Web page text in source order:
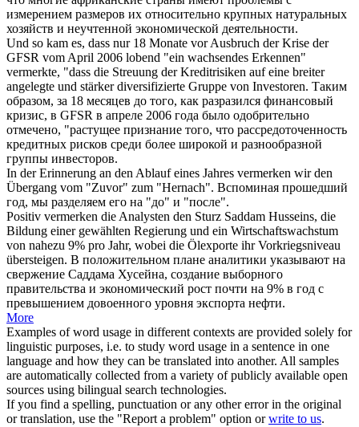
измерением размеров их относительно крупных натуральных
хозяйств и неучтенной экономической деятельности.
Und so kam es, dass nur 18 Monate vor Ausbruch der Krise der
GFSR vom April 2006 lobend "ein wachsendes Erkennen"
vermerkte, "dass die Streuung der Kreditrisiken auf eine breiter
angelegte und stärker diversifizierte Gruppe von Investoren. Таким
образом, за 18 месяцев до того, как разразился финансовый
кризис, в GFSR в апреле 2006 года было одобрительно
отмечено, "растущее признание того, что рассредоточенность
кредитных рисков среди более широкой и разнообразной
группы инвесторов.
In der Erinnerung an den Ablauf eines Jahres vermerken wir den
Übergang vom "Zuvor" zum "Hernach". Вспоминая прошедший
год, мы разделяем его на "до" и "после".
Positiv vermerken die Analysten den Sturz Saddam Husseins, die
Bildung einer gewählten Regierung und ein Wirtschaftswachstum
von nahezu 9% pro Jahr, wobei die Ölexporte ihr Vorkriegsniveau
übersteigen. В положительном плане аналитики указывают на
свержение Саддама Хусейна, создание выборного
правительства и экономический рост почти на 9% в год с
превышением довоенного уровня экспорта нефти.
More
Examples of word usage in different contexts are provided solely for
linguistic purposes, i.e. to study word usage in a sentence in one
language and how they can be translated into another. All samples
are automatically collected from a variety of publicly available open
sources using bilingual search technologies.
If you find a spelling, punctuation or any other error in the original
or translation, use the "Report a problem" option orwrite to us.